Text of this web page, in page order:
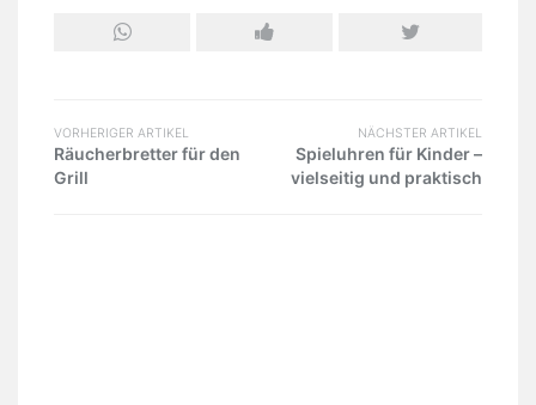
VORHERIGER ARTIKEL
Räucherbretter für den
Grill
NÄCHSTER ARTIKEL
Spieluhren für Kinder –
vielseitig und praktisch